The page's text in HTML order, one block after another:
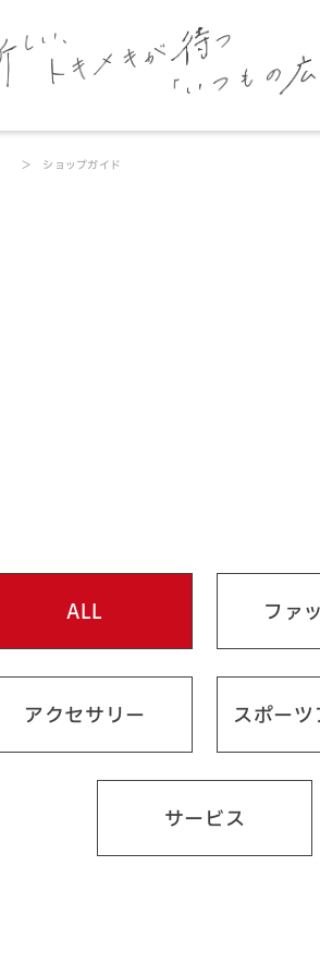
ショップガイド
ALL ファ
アクセサリー スポー
サービス